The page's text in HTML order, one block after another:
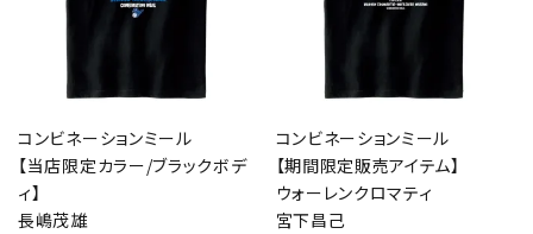
コンビネーションミール
【当店限定カラー/ブラックボデ
ィ】
長嶋茂雄
コンビネーションミール
【期間限定販売アイテム】
ウォーレンクロマティ
宮下昌己